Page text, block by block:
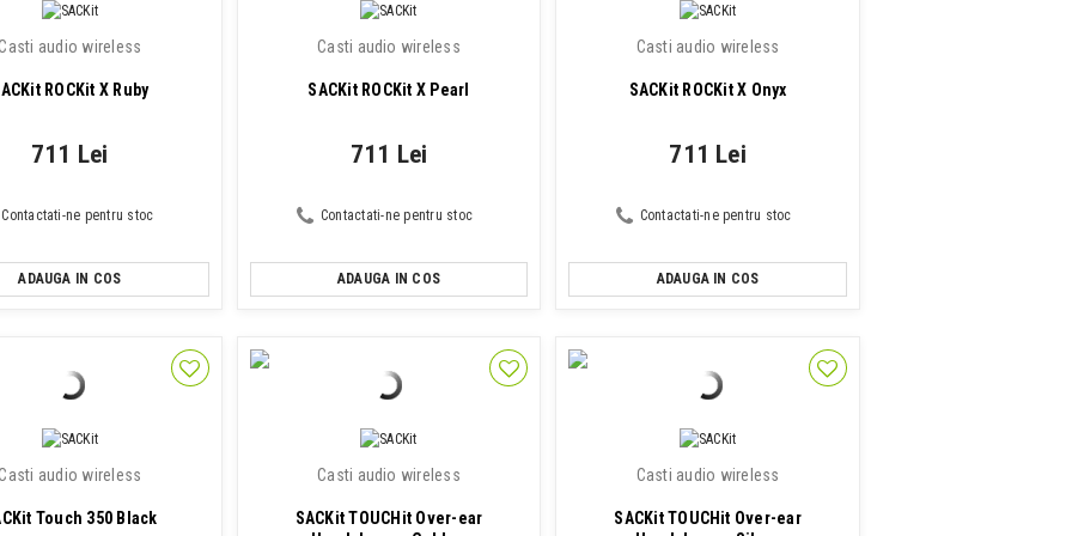
audio wireless
ROCKit X Ruby
711 Lei
Contactati-ne pentru stoc
ADAUGA IN COS
Casti audio wireless
SACKit ROCKit X Pearl
711 Lei
Contactati-ne pentru stoc
ADAUGA IN COS
Casti audio wireless
SACKit ROCKit X Onyx
711 Lei
Contactati-ne pentru stoc
ADAUGA IN COS
audio wireless
Touch 350 Black
Casti audio wireless
SACKit TOUCHit Over-ear
Casti audio wireless
SACKit TOUCHit Over-ear